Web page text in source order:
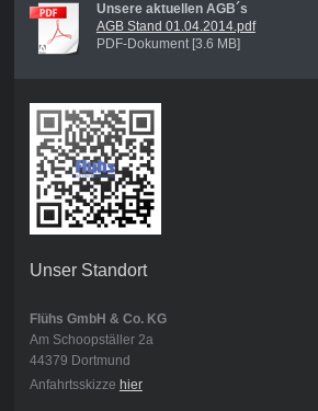
Unsere aktuellen AGB´s
AGB Stand 01.04.2014.pdf
PDF-Dokument [3.6 MB]
Unser Standort
Flühs GmbH & Co. KG
Am Schoopställer 2a
44379 Dortmund
Anfahrtsskizze hier